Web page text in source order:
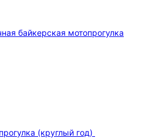
(круглый год)